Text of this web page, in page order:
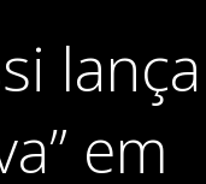
lança
em